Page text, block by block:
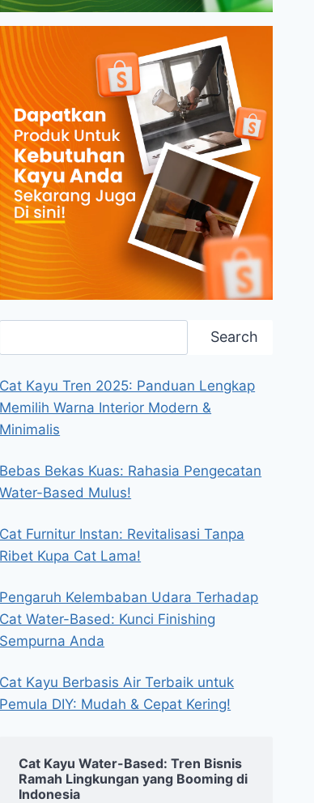
Search
Cat Kayu Tren 2025: Panduan Lengkap
Memilih Warna Interior Modern &
Minimalis
Bebas Bekas Kuas: Rahasia Pengecatan
Water-Based Mulus!
Cat Furnitur Instan: Revitalisasi Tanpa
Ribet Kupa Cat Lama!
Pengaruh Kelembaban Udara Terhadap
Cat Water-Based: Kunci Finishing
Sempurna Anda
Cat Kayu Berbasis Air Terbaik untuk
Pemula DIY: Mudah & Cepat Kering!
Cat Kayu Water-Based: Tren Bisnis
Ramah Lingkungan yang Booming di
Indonesia